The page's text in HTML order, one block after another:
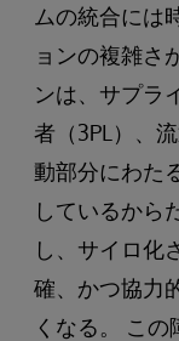
ムの統合には
ョンの複雑さ
ンは、サプラ
者（3PL）、
動部分にわた
しているから
し、サイロ化
確、かつ協力
くなる。 この